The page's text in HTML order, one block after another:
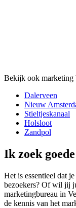
Bekijk ook marketing
Dalerveen
Nieuw
Stieltjeskanaal
Holsloot
Zandpol
Ik zoek
Het is essentieel dat
bezoekers? Of wil jij
marketingbureau in
de kennis van het